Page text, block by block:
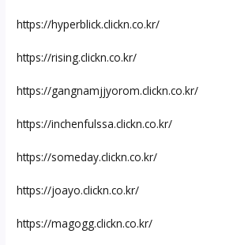
https://hyperblick.clickn.co.kr/
https://rising.clickn.co.kr/
https://gangnamjjyorom.clickn.co.kr/
https://inchenfulssa.clickn.co.kr/
https://someday.clickn.co.kr/
https://joayo.clickn.co.kr/
https://magogg.clickn.co.kr/